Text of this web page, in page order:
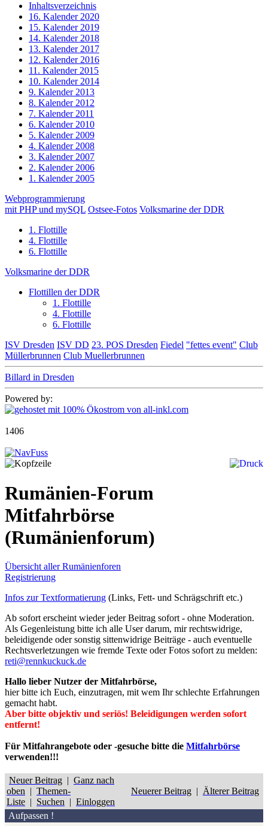
Inhaltsverzeichnis
16. Kalender 2020
15. Kalender 2019
14. Kalender 2018
13. Kalender 2017
12. Kalender 2016
11. Kalender 2015
10. Kalender 2014
9. Kalender 2013
8. Kalender 2012
7. Kalender 2011
6. Kalender 2010
5. Kalender 2009
4. Kalender 2008
3. Kalender 2007
2. Kalender 2006
1. Kalender 2005
Webprogrammierung
mit PHP und mySQL Ostsee-Fotos Volksmarine der DDR
1. Flottille
4. Flottille
6. Flottille
Volksmarine der DDR
Flottillen der DDR
1. Flottille
4. Flottille
6. Flottille
ISV Dresden ISV DD 23. POS Dresden Fiedel "fettes event" Club
Müllerbrunnen Club Muellerbrunnen
Billard in Dresden
Powered by:
1406
Rumänien-Forum
Mitfahrbörse
(Rumänienforum)
Übersicht aller Rumänienforen
Registrierung
Infos zur Textformatierung (Links, Fett- und Schrägschrift etc.)
Ab sofort erscheint wieder jeder Beitrag sofort - ohne Moderation.
Als Gegenleistung bitte ich alle User darum, mir rechtswidrige,
beleidigende oder sonstig sittenwidrige Beiträge - auch eventuelle
Rechtsverletzungen wie fremde Texte oder Fotos sofort zu melden:
reti@rennkuckuck.de
Hallo lieber Nutzer der Mitfahrbörse,
hier bitte ich Euch, einzutragen, mit wem Ihr schlechte Erfahrungen
gemacht habt.
Aber bitte objektiv und seriös! Beleidigungen werden sofort
entfernt!
Für Mitfahrangebote oder -gesuche bitte die Mitfahrbörse
verwenden!!!
Neuer Beitrag | Ganz nach
oben | Themen-
Liste | Suchen | Einloggen
Neuerer Beitrag | Älterer Beitrag
Aufpassen !